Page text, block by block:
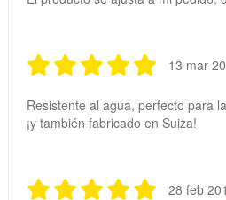
13 mar
Resistente al agua, perfecto para
¡y también fabricado en Suiza!
28 feb